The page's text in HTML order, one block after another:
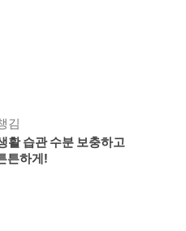
김
활 습관 수분 보충하고
튼하게!